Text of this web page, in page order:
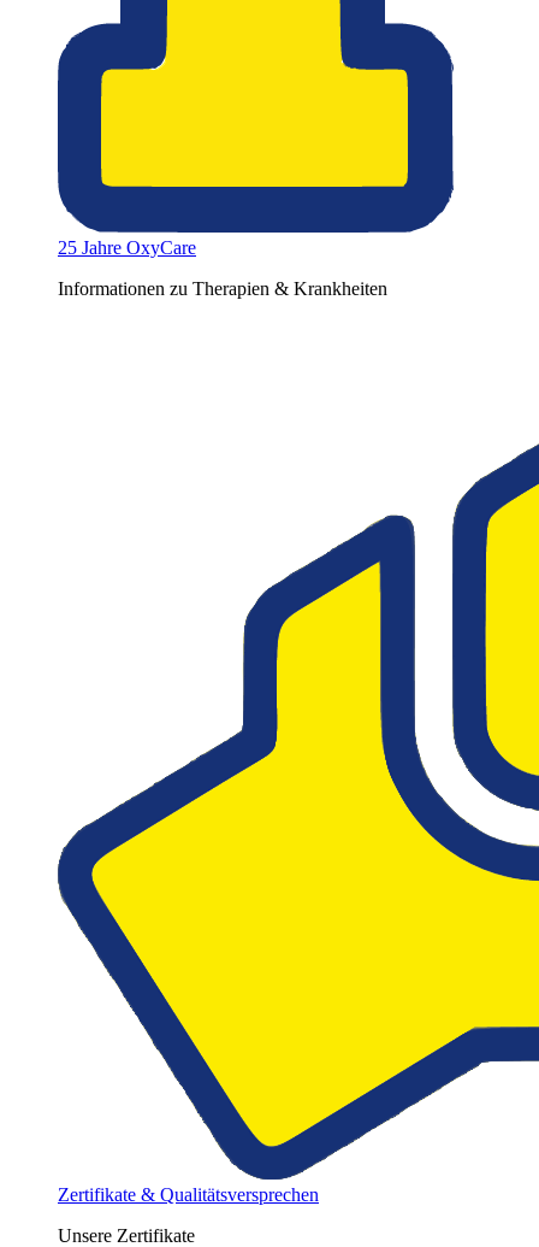
25 Jahre OxyCare
Informationen zu Therapien & Krankheiten
Zertifikate & Qualitätsversprechen
Unsere Zertifikate